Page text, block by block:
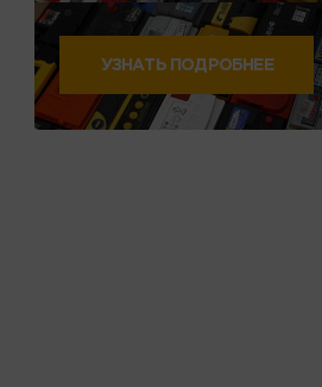
УЗНАТЬ ПОДРОБНЕЕ